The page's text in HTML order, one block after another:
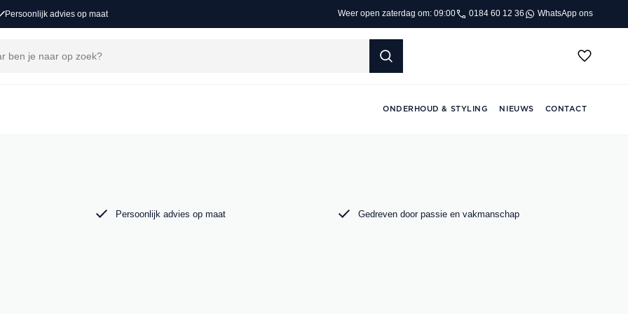
Persoonlijk advies op maat Weer open zaterdag om: 09:00 0184 60 12 36 WhatsApp ons
ONDERHOUD & STYLING NIEUWS CONTACT
Auto vind je een zorgvuldig
de krachtige Audi RS6. Bekijk ons aanbod
Persoonlijk advies op maat Gedreven door passie en vakmanschap